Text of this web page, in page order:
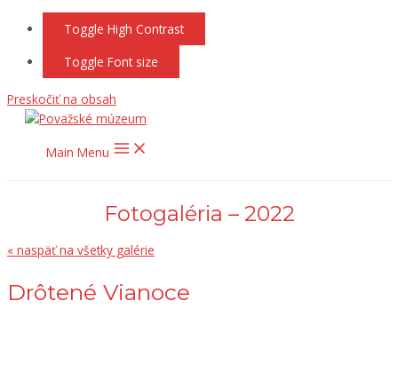
Toggle High Contrast
Toggle Font size
Preskočiť na obsah
Main Menu
Fotogaléria – 2022
« naspäť na všetky galérie
Drôtené Vianoce